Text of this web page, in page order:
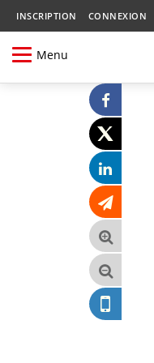
INSCRIPTION CONNEXION
Menu